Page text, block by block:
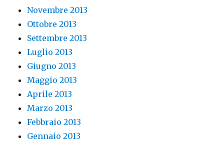
Novembre 2013
Ottobre 2013
Settembre 2013
Luglio 2013
Giugno 2013
Maggio 2013
Aprile 2013
Marzo 2013
Febbraio 2013
Gennaio 2013